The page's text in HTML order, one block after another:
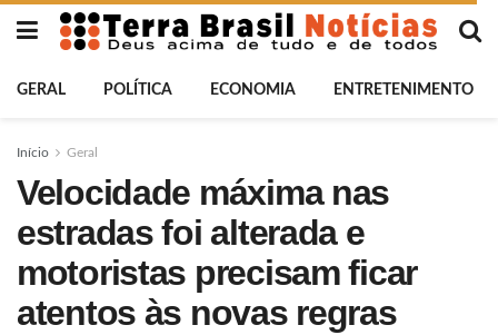
GERAL POLÍTICA ECONOMIA ENTRETENIMENTO
Início Geral
Velocidade máxima nas
estradas foi alterada e
motoristas precisam ficar
atentos às novas regras